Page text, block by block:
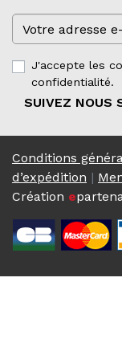
J'accepte les
confidentialité.
SUIVEZ NOUS
Conditions
d’expédition |
Création e